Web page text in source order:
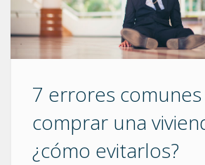
7 errores comunes
comprar una
¿cómo evitarlos?